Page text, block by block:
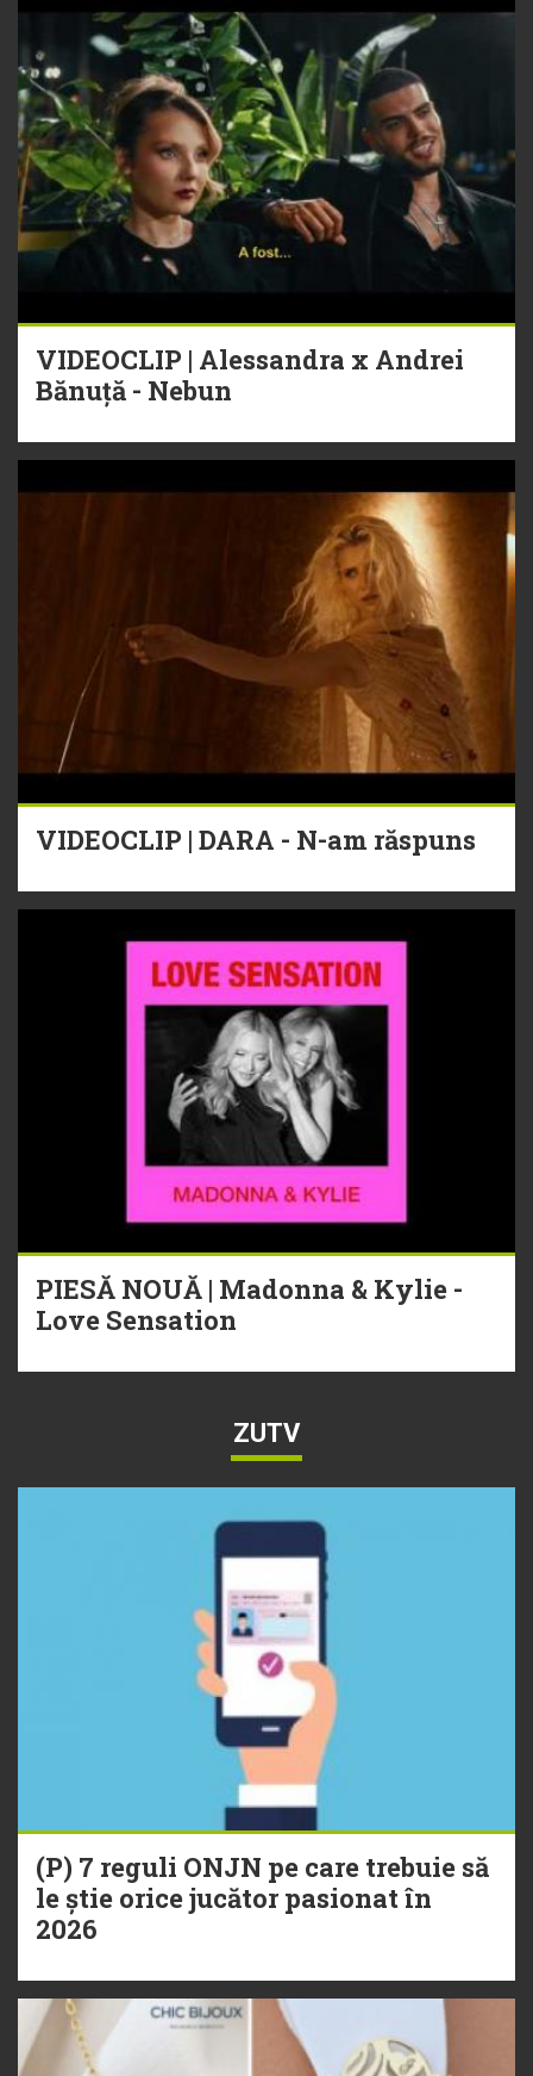
VIDEOCLIP | Alessandra x Andrei
Bănuță - Nebun
VIDEOCLIP | DARA - N-am răspuns
PIESĂ NOUĂ | Madonna & Kylie -
Love Sensation
ZUTV
(P) 7 reguli ONJN pe care trebuie să
le știe orice jucător pasionat în
2026